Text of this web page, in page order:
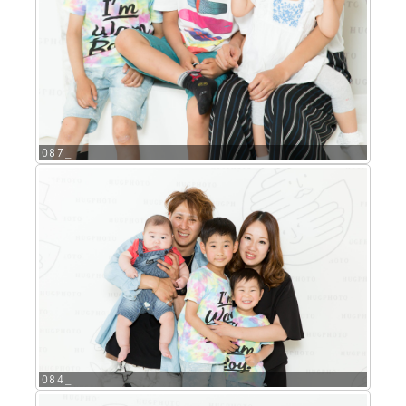
087_
084_